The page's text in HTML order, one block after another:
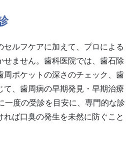
セルフケアに加えて、プロによる
せません。歯科医院では、歯石除
周ポケットの深さのチェック、歯
て、歯周病の早期発見・早期治療
一度の受診を目安に、専門的な診
ば口臭の発生を未然に防ぐこと